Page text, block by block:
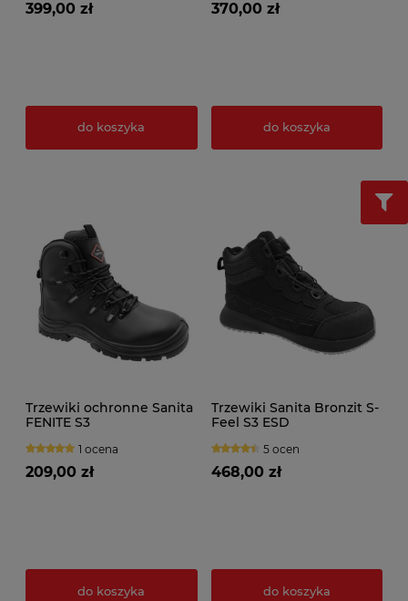
399,00 zł
do koszyka
370,00 zł
do koszyka
Trzewiki ochronne Sanita
FENITE S3
1 ocena
209,00 zł
do koszyka
Trzewiki Sanita Bronzit S-
Feel S3 ESD
5 ocen
468,00 zł
do koszyka